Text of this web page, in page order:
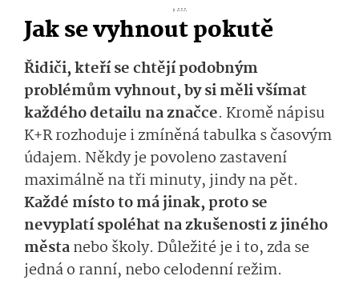
,...
Jak se vyhnout pokutě
Řidiči, kteří se chtějí podobným
problémům vyhnout, by si měli všímat
každého detailu na značce. Kromě nápisu
K+R rozhoduje i zmíněná tabulka s časovým
údajem. Někdy je povoleno zastavení
maximálně na tři minuty, jindy na pět.
Každé místo to má jinak, proto se
nevyplatí spoléhat na zkušenosti z jiného
městanebo školy. Důležité je i to, zda se
jedná o ranní, nebo celodenní režim.